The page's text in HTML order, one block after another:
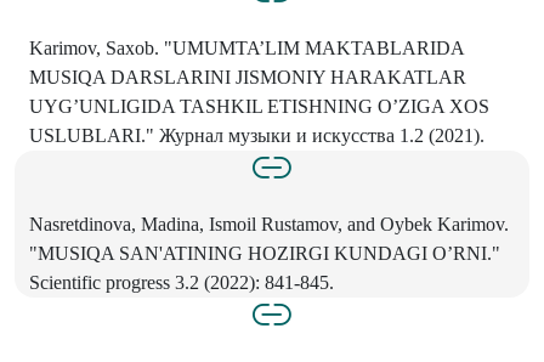
Karimov, Saxob. "UMUMTA’LIM MAKTABLARIDA
MUSIQA DARSLARINI JISMONIY HARAKATLAR
UYG’UNLIGIDA TASHKIL ETISHNING O’ZIGA XOS
USLUBLARI." Журнал музыки и искусства 1.2 (2021).
Nasretdinova, Madina, Ismoil Rustamov, and Oybek Karimov.
"MUSIQA SAN'ATINING HOZIRGI KUNDAGI O’RNI."
Scientific progress 3.2 (2022): 841-845.